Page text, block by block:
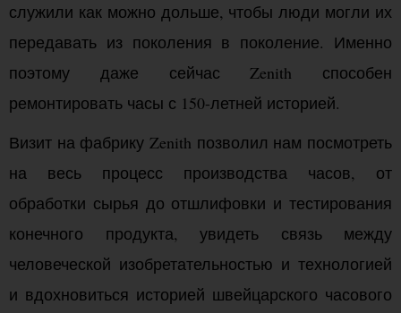
служили как можно дольше, чтобы люди могли их
передавать из поколения в поколение. Именно
поэтому даже сейчас Zenith способен
ремонтировать часы с 150-летней историей.
Визит на фабрику Zenith позволил нам посмотреть
на весь процесс производства часов, от
обработки сырья до отшлифовки и тестирования
конечного продукта, увидеть связь между
человеческой изобретательностью и технологией
и вдохновиться историей швейцарского часового